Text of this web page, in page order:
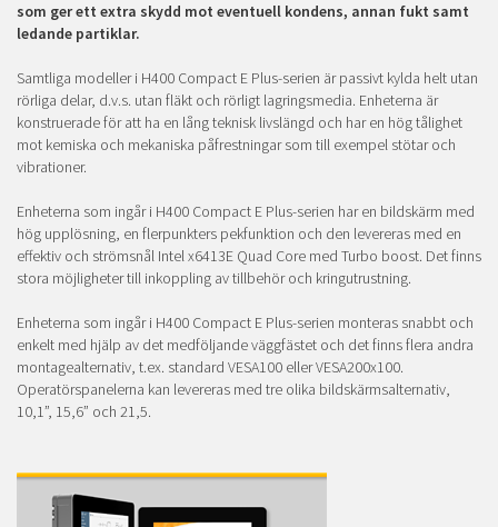
som ger ett extra skydd mot eventuell kondens, annan fukt samt
ledande partiklar.
Samtliga modeller i H400 Compact E Plus-serien är passivt kylda helt utan
rörliga delar, d.v.s. utan fläkt och rörligt lagringsmedia. Enheterna är
konstruerade för att ha en lång teknisk livslängd och har en hög tålighet
mot kemiska och mekaniska påfrestningar som till exempel stötar och
vibrationer.
Enheterna som ingår i H400 Compact E Plus-serien har en bildskärm med
hög upplösning, en flerpunkters pekfunktion och den levereras med en
effektiv och strömsnål Intel x6413E Quad Core med Turbo boost. Det finns
stora möjligheter till inkoppling av tillbehör och kringutrustning.
Enheterna som ingår i H400 Compact E Plus-serien monteras snabbt och
enkelt med hjälp av det medföljande väggfästet och det finns flera andra
montagealternativ, t.ex. standard VESA100 eller VESA200x100.
Operatörspanelerna kan levereras med tre olika bildskärmsalternativ,
10,1”, 15,6” och 21,5.